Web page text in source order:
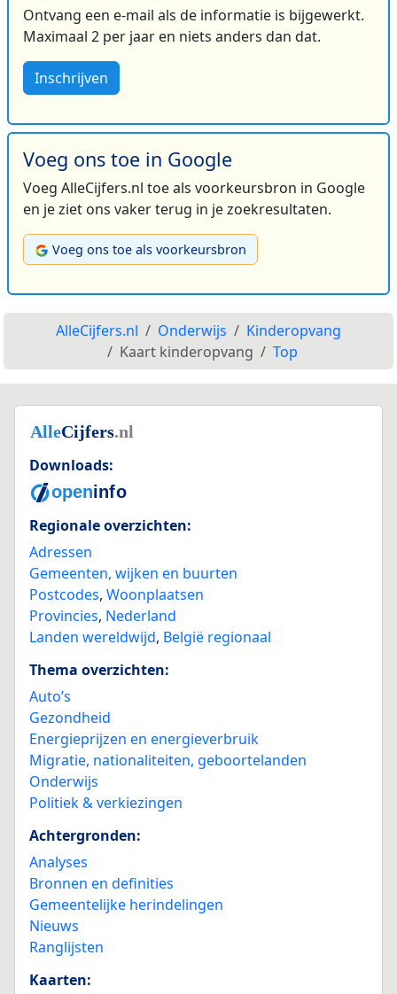
Ontvang een e-mail als de informatie is bijgewerkt.
Maximaal 2 per jaar en niets anders dan dat.
Inschrijven
Voeg ons toe in Google
Voeg AlleCijfers.nl toe als voorkeursbron in Google
en je ziet ons vaker terug in je zoekresultaten.
Voeg ons toe als voorkeursbron
AlleCijfers.nl Onderwijs
Kinderopvang
Kaart kinderopvang
Top
Downloads:
Regionale overzichten:
Adressen
Gemeenten, wijken en buurten
Postcodes, Woonplaatsen
Provincies, Nederland
Landen wereldwijd, België regionaal
Thema overzichten:
Auto’s
Gezondheid
Energieprijzen en energieverbruik
Migratie, nationaliteiten, geboortelanden
Onderwijs
Politiek & verkiezingen
Achtergronden:
Analyses
Bronnen en definities
Gemeentelijke herindelingen
Nieuws
Ranglijsten
Kaarten: